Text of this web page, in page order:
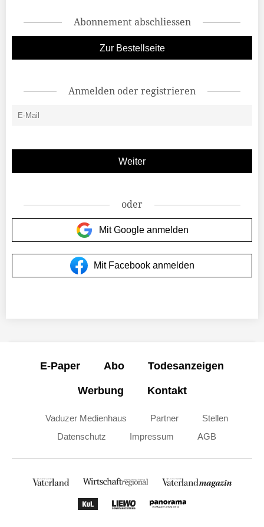
Abonnement abschliessen
Zur Bestellseite
Anmelden oder registrieren
oder
Mit Google anmelden
Mit Facebook anmelden
E-Paper Abo Todesanzeigen
Werbung Kontakt
Vaduzer Medienhaus Partner
Stellen
Datenschutz
Impressum AGB